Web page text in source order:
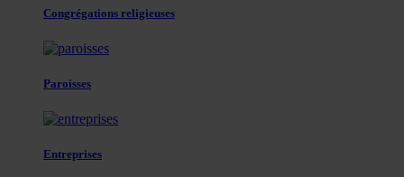
Congrégations religieuses
Paroisses
Entreprises